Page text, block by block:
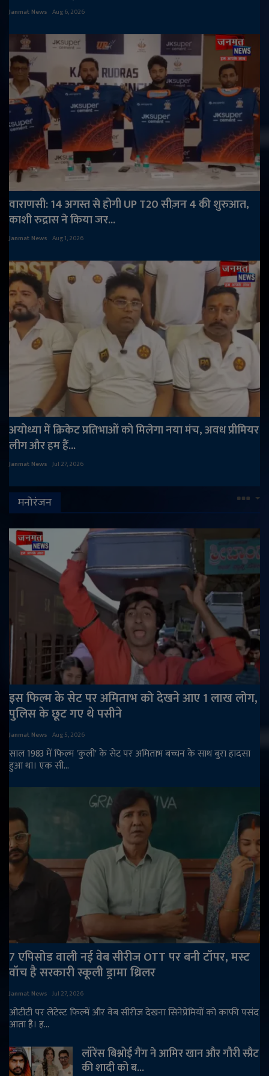
Janmat News Aug 6, 2026
वाराणसी: 14 अगस्त से होगी UP T20 सीज़न 4 की शुरुआत,
काशी रुद्रास ने किया जर...
Janmat News Aug 1, 2026
अयोध्या में क्रिकेट प्रतिभाओं को मिलेगा नया मंच, अवध प्रीमियर
लीग और हम हैं...
Janmat News Jul 27, 2026
मनोरंजन
इस फिल्म के सेट पर अमिताभ को देखने आए 1 लाख लोग,
पुलिस के छूट गए थे पसीने
Janmat News Aug 5, 2026
साल 1983 में फिल्म 'कुली' के सेट पर अमिताभ बच्चन के साथ बुरा हादसा
हुआ था। एक सी...
7 एपिसोड वाली नई वेब सीरीज OTT पर बनी टॉपर, मस्ट
वॉच है सरकारी स्कूली ड्रामा थ्रिलर
Janmat News Jul 27, 2026
ओटीटी पर लेटेस्ट फिल्में और वेब सीरीज देखना सिनेप्रेमियों को काफी पसंद
आता है। ह...
लॉरेंस बिश्नोई गैंग ने आमिर खान और गौरी स्प्रैट
की शादी को ब...